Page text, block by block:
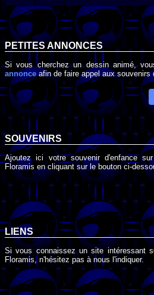
PETITES ANNONCES
Si vous cherchez un dessin animé,
annonce afin de faire appel aux souvenirs
SOUVENIRS
Ajoutez ici votre souvenir d'enfance
Floramis en cliquant sur le bouton ci-
LIENS
Si vous connaissez un site intéressant
Floramis, n'hésitez pas à nous l'indiquer.